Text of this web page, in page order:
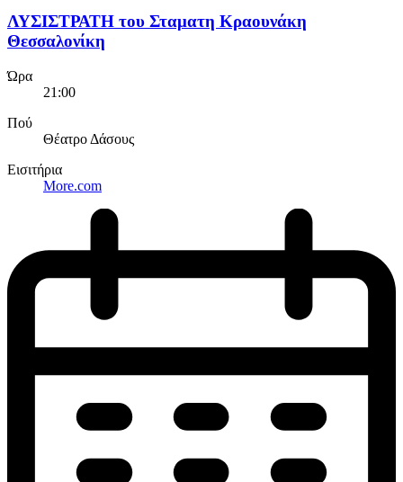
ΛΥΣΙΣΤΡΑΤΗ του Σταματη Κραουνάκη
Θεσσαλονίκη
Ώρα
21:00
Πού
Θέατρο Δάσους
Εισιτήρια
More.com